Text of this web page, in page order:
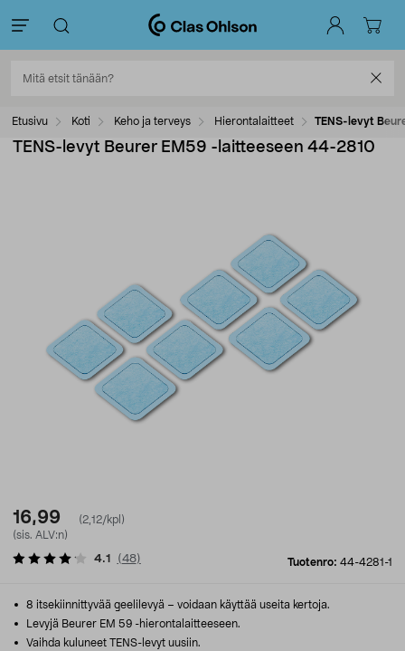
Etusivu Koti Keho ja terveys Hierontalaitteet TENS-levyt
TENS-levyt Beurer EM59 -laitteeseen 44-2810
16,99
(2,12/kpl)
(sis. ALV:n)
Tuotenro: 44-4281-1
4.1 (48)
8 itsekiinnittyvää geelilevyä – voidaan käyttää useita kertoja.
Levyjä Beurer EM 59 -hierontalaitteeseen.
Vaihda kuluneet TENS-levyt uusiin.